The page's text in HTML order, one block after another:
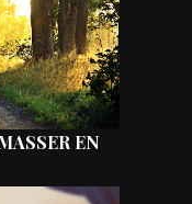
EN